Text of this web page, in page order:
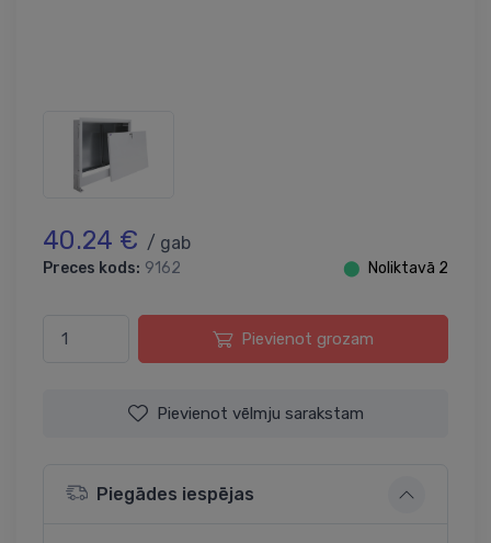
40.24 € / gab
Preces kods: 9162 ⬤ Noliktavā 2
Pievienot grozam
Pievienot vēlmju sarakstam
Piegādes iespējas